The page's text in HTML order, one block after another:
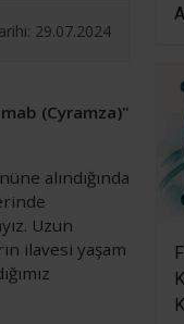
29.07.2024
(Cyramza)"
alındığında
Uzun
ilavesi yaşam